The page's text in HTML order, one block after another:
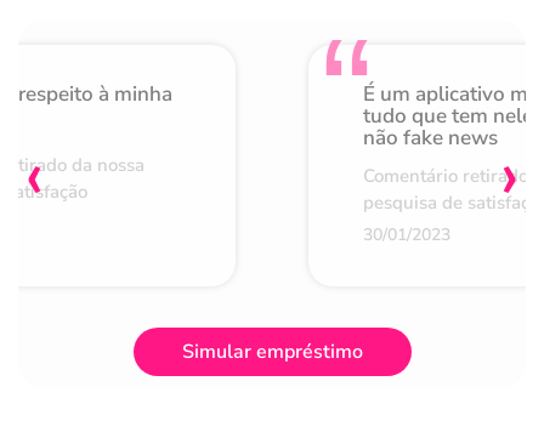
respeito à minha
da nossa
É um aplicativo
tudo que tem nele
não fake news
Comentário retirado
pesquisa de
30/01/2023
‹ ›
Simular empréstimo